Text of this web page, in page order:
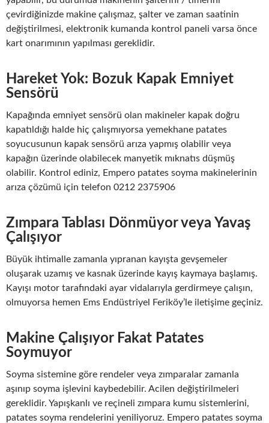
çevirdiğinizde makine çalışmaz, şalter ve zaman saatinin
değiştirilmesi, elektronik kumanda kontrol paneli varsa önce
kart onarımının yapılması gereklidir.
Hareket Yok: Bozuk Kapak Emniyet
Sensörü
Kapağında emniyet sensörü olan makineler kapak doğru
kapatıldığı halde hiç çalışmıyorsa yemekhane patates
soyucusunun kapak sensörü arıza yapmış olabilir veya
kapağın üzerinde olabilecek manyetik mıknatıs düşmüş
olabilir. Kontrol ediniz, Empero patates soyma makinelerinin
arıza çözümü için telefon 0212 2375906
Zımpara Tablası Dönmüyor veya Yavaş
Çalışıyor
Büyük ihtimalle zamanla yıpranan kayışta gevşemeler
oluşarak uzamış ve kasnak üzerinde kayış kaymaya başlamış.
Kayışı motor tarafındaki ayar vidalarıyla gerdirmeye çalışın,
olmuyorsa hemen Ems Endüstriyel Feriköy’le iletişime geçiniz.
Makine Çalışıyor Fakat Patates
Soymuyor
Soyma sistemine göre rendeler veya zımparalar zamanla
aşınıp soyma işlevini kaybedebilir. Acilen değiştirilmeleri
gereklidir. Yapışkanlı ve reçineli zımpara kumu sistemlerini,
patates soyma rendelerini yeniliyoruz. Empero patates soyma